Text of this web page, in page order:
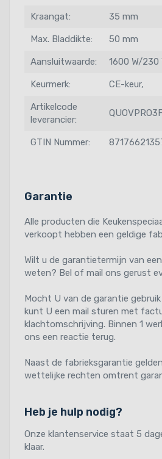
Kraangat: 35 mm
Max. Bladdikte: 50 mm
Aansluitwaarde: 1600 W/230
Keurmerk: CE-keur,
Artikelcode
leverancier:
GTIN Nummer:
Garantie
Alle producten die
verkoopt hebben een geldige
Wilt u de garantietermijn van
weten? Bel of mail ons gerust
Mocht U van de garantie
kunt U een mail sturen met
klachtomschrijving. Binnen 1
ons een reactie terug.
Naast de fabrieksgarantie
wettelijke rechten omtrent
Heb je hulp nodig?
Onze klantenservice staat 5
klaar.